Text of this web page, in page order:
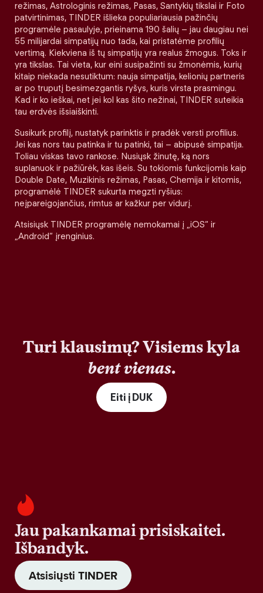
režimas, Astrologinis režimas, Pasas, Santykių tikslai ir Foto
patvirtinimas, TINDER išlieka populiariausia pažinčių
programėle pasaulyje, prieinama 190 šalių – jau daugiau nei
55 milijardai simpatijų nuo tada, kai pristatėme profilių
vertimą. Kiekviena iš tų simpatijų yra realus žmogus. Toks ir
yra tikslas. Tai vieta, kur eini susipažinti su žmonėmis, kurių
kitaip niekada nesutiktum: nauja simpatija, kelionių partneris
ar po truputį besimezgantis ryšys, kuris virsta prasmingu.
Kad ir ko ieškai, net jei kol kas šito nežinai, TINDER suteikia
tau erdvės išsiaiškinti.
Susikurk profilį, nustatyk parinktis ir pradėk versti profilius.
Jei kas nors tau patinka ir tu patinki, tai – abipusė simpatija.
Toliau viskas tavo rankose. Nusiųsk žinutę, ką nors
suplanuok ir pažiūrėk, kas išeis. Su tokiomis funkcijomis kaip
Double Date, Muzikinis režimas, Pasas, Chemija ir kitomis,
programėlė TINDER sukurta megzti ryšius:
neįpareigojančius, rimtus ar kažkur per vidurį.
Atsisiųsk TINDER programėlę nemokamai į „iOS“ ir
„Android“ įrenginius.
Turi klausimų? Visiems kyla
bent vienas.
Eiti į DUK
Jau pakankamai prisiskaitei.
Išbandyk.
Atsisiųsti TINDER